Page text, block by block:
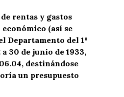
rentas y gastos
(así se
Departamento del 1º
30 de junio de 1933,
destinándose
un presupuesto